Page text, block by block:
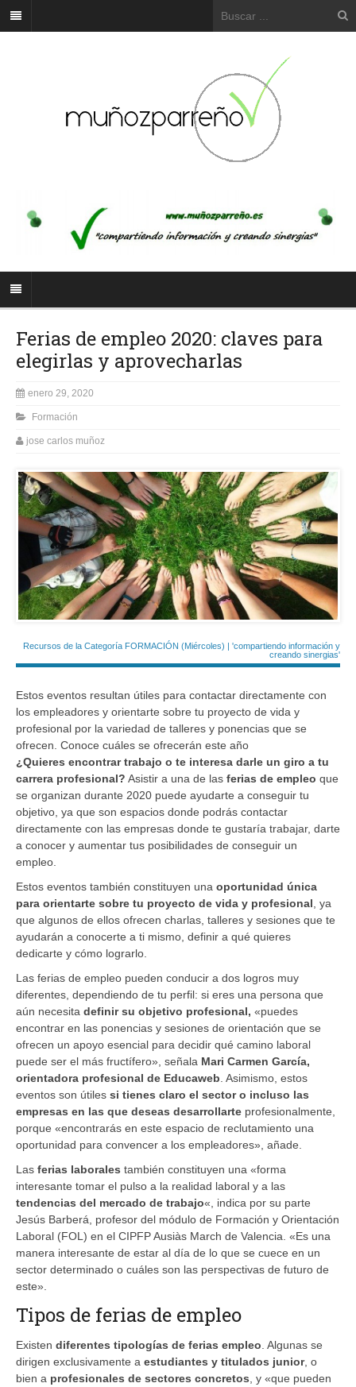
Ferias de empleo 2020: claves para
elegirlas y aprovecharlas
enero 29, 2020
Formación
jose carlos muñoz
Recursos de la Categoría FORMACIÓN (Miércoles) | 'compartiendo información y
creando sinergias'
Estos eventos resultan útiles para contactar directamente con
los empleadores y orientarte sobre tu proyecto de vida y
profesional por la variedad de talleres y ponencias que se
ofrecen. Conoce cuáles se ofrecerán este año
¿Quieres encontrar trabajo o te interesa darle un giro a tu
carrera profesional? Asistir a una de las ferias de empleo que
se organizan durante 2020 puede ayudarte a conseguir tu
objetivo, ya que son espacios donde podrás contactar
directamente con las empresas donde te gustaría trabajar, darte
a conocer y aumentar tus posibilidades de conseguir un
empleo.
Estos eventos también constituyen una oportunidad única
para orientarte sobre tu proyecto de vida y profesional , ya
que algunos de ellos ofrecen charlas, talleres y sesiones que te
ayudarán a conocerte a ti mismo, definir a qué quieres
dedicarte y cómo lograrlo.
Las ferias de empleo pueden conducir a dos logros muy
diferentes, dependiendo de tu perfil: si eres una persona que
aún necesita definir su objetivo profesional, «puedes
encontrar en las ponencias y sesiones de orientación que se
ofrecen un apoyo esencial para decidir qué camino laboral
puede ser el más fructífero», señala Mari Carmen García,
orientadora profesional de Educaweb . Asimismo, estos
eventos son útiles si tienes claro el sector o incluso las
empresas en las que deseas desarrollarte profesionalmente,
porque «encontrarás en este espacio de reclutamiento una
oportunidad para convencer a los empleadores», añade.
Las ferias laborales también constituyen una «forma
interesante tomar el pulso a la realidad laboral y a las
tendencias del mercado de trabajo«, indica por su parte
Jesús Barberá, profesor del módulo de Formación y Orientación
Laboral (FOL) en el CIPFP Ausiàs March de Valencia. «Es una
manera interesante de estar al día de lo que se cuece en un
sector determinado o cuáles son las perspectivas de futuro de
este».
Tipos de ferias de empleo
Existen diferentes tipologías de ferias empleo . Algunas se
dirigen exclusivamente a estudiantes y titulados junior, o
bien a profesionales de sectores concretos , y «que pueden